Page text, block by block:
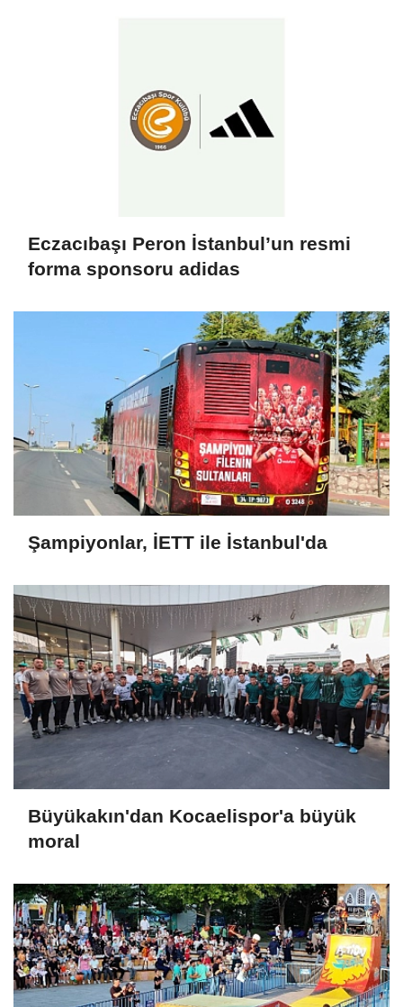
Eczacıbaşı Peron İstanbul’un resmi
forma sponsoru adidas
Şampiyonlar, İETT ile İstanbul'da
Büyükakın'dan Kocaelispor'a büyük
moral